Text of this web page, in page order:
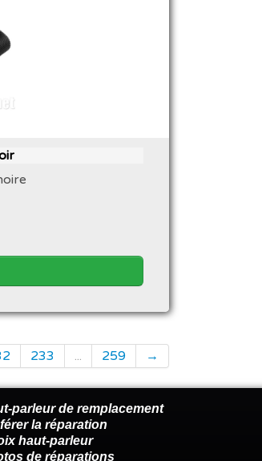
233 ... 259 →
parleur de remplacement
la réparation
haut-parleur
de réparations